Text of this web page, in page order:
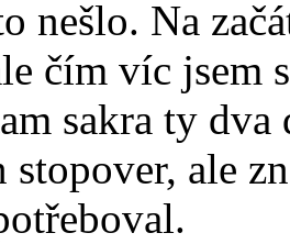
nešlo. Na
čím víc jsem
sakra ty
ale